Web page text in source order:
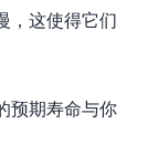
，这使得它们
预期寿命与你